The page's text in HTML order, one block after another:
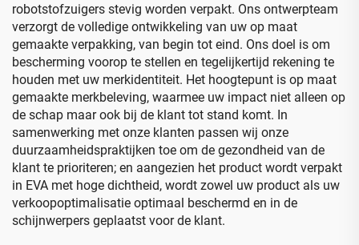
robotstofzuigers stevig worden verpakt. Ons ontwerpteam
verzorgt de volledige ontwikkeling van uw op maat
gemaakte verpakking, van begin tot eind. Ons doel is om
bescherming voorop te stellen en tegelijkertijd rekening te
houden met uw merkidentiteit. Het hoogtepunt is op maat
gemaakte merkbeleving, waarmee uw impact niet alleen op
de schap maar ook bij de klant tot stand komt. In
samenwerking met onze klanten passen wij onze
duurzaamheidspraktijken toe om de gezondheid van de
klant te prioriteren; en aangezien het product wordt verpakt
in EVA met hoge dichtheid, wordt zowel uw product als uw
verkoopoptimalisatie optimaal beschermd en in de
schijnwerpers geplaatst voor de klant.